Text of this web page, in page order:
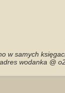
w samych
wodanka @